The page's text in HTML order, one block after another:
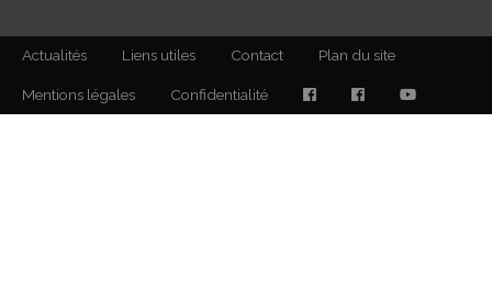
Actualités Liens utiles Contact Plan du site
Mentions légales Confidentialité